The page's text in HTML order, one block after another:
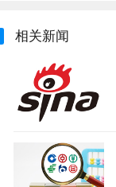
相关新闻